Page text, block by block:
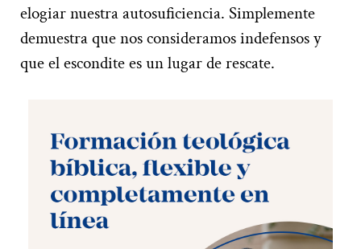
elogiar nuestra autosuficiencia. Simplemente
demuestra que nos consideramos indefensos y
que el escondite es un lugar de rescate.